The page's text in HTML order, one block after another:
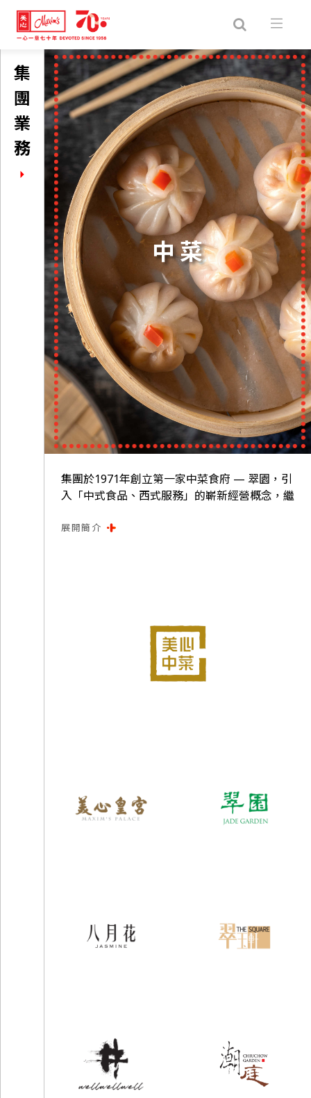
集
團
業
務
中菜
集團於1971年創立第一家中菜食府 — 翠園，引
入「中式食品、西式服務」的嶄新經營概念，繼
提供過百款粵式點心外，更提供多元化的宴會服
「井」，其中Auntie AYI 的概念糅合古色古香
的裝潢及宇宙飛船機艙的設計，帶食客穿梭古今
展開簡介